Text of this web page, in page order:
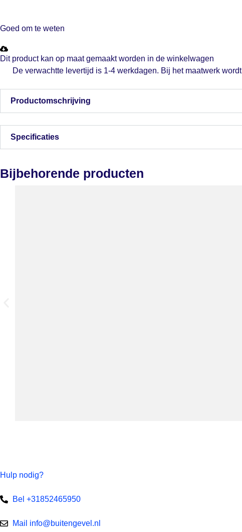
Goed om te weten
Dit product kan op maat gemaakt worden in de winkelwagen
De verwachtte levertijd is 1-4 werkdagen. Bij het maatwerk
Productomschrijving
Specificaties
Bijbehorende producten
Hulp nodig?
Bel +31852465950
Mail info@buitengevel.nl